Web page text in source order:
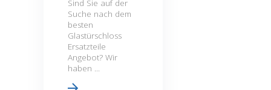
Sind Sie auf der
Suche nach dem
besten
Glastürschloss
Ersatzteile
Angebot? Wir
haben ...